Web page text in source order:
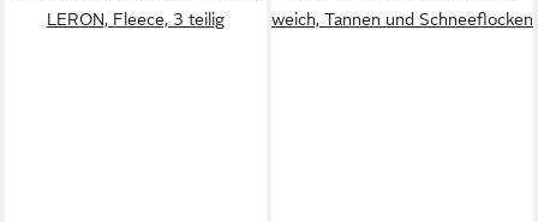
LERON, Fleece, 3 teilig
weich, Tannen und Schneeflocken